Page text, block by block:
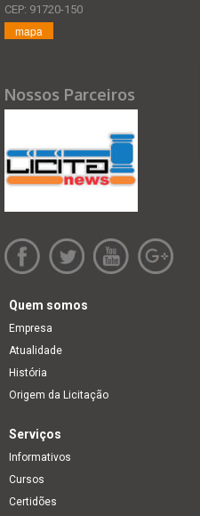
CEP: 91720-150
mapa
Nossos Parceiros
Quem somos
Empresa
Atualidade
História
Origem da Licitação
Serviços
Informativos
Cursos
Certidões